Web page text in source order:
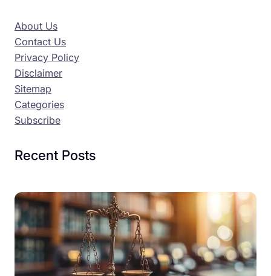
About Us
Contact Us
Privacy Policy
Disclaimer
Sitemap
Categories
Subscribe
Recent Posts